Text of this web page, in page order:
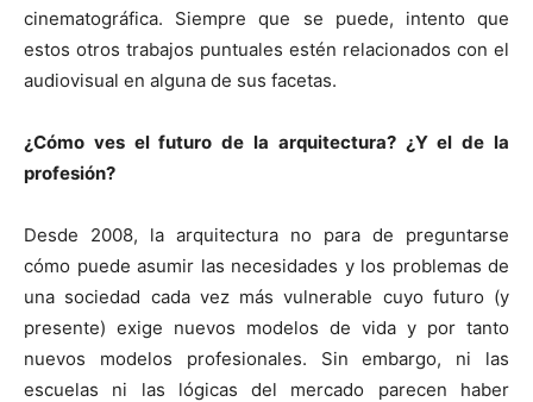
cinematográfica. Siempre que se puede, intento que
estos otros trabajos puntuales estén relacionados con el
audiovisual en alguna de sus facetas.
¿Cómo ves el futuro de la arquitectura? ¿Y el de la
profesión?
Desde 2008, la arquitectura no para de preguntarse
cómo puede asumir las necesidades y los problemas de
una sociedad cada vez más vulnerable cuyo futuro (y
presente) exige nuevos modelos de vida y por tanto
nuevos modelos profesionales. Sin embargo, ni las
escuelas ni las lógicas del mercado parecen haber